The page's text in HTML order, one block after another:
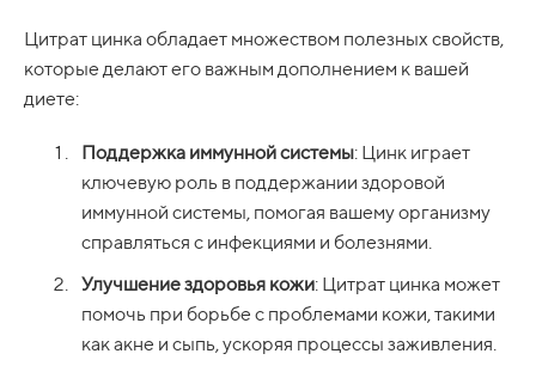
Цитрат цинка обладает множеством полезных свойств,
которые делают его важным дополнением к вашей
диете:
Поддержка иммунной системы: Цинк играет
ключевую роль в поддержании здоровой
иммунной системы, помогая вашему организму
справляться с инфекциями и болезнями.
Улучшение здоровья кожи: Цитрат цинка может
помочь при борьбе с проблемами кожи, такими
как акне и сыпь, ускоряя процессы заживления.